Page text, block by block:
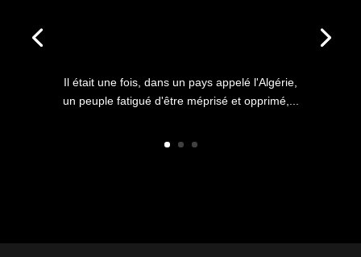
Il était une fois, dans un pays appelé l'Algérie,
un peuple fatigué d'être méprisé et opprimé,...